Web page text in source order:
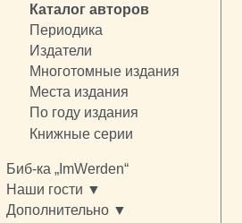
Каталог авторов
Периодика
Издатели
Многотомные издания
Места издания
По году издания
Книжные серии
Биб-ка „ImWerden“
Наши гости ▼
Дополнительно ▼